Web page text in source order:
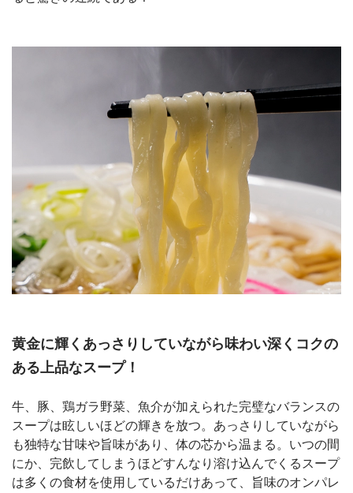
黄金に輝くあっさりしていながら味わい深くコクの
ある上品なスープ！
牛、豚、鶏ガラ野菜、魚介が加えられた完璧なバランスの
スープは眩しいほどの輝きを放つ。あっさりしていながら
も独特な甘味や旨味があり、体の芯から温まる。いつの間
にか、完飲してしまうほどすんなり溶け込んでくるスープ
は多くの食材を使用しているだけあって、旨味のオンパレ